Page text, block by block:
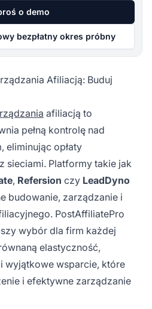
o demo
bezpłatny okres próbny
Afiliacją: Buduj
afiliacją to
pełną kontrolę nad
eliminując opłaty
sieciami. Platformy takie jak
, Refersion czy LeadDyno
budowanie, zarządzanie i
PostAffiliatePro
wybór dla firm każdej
elastyczność,
wyjątkowe wsparcie, które
i efektywne zarządzanie